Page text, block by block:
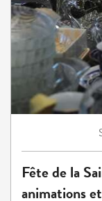
Fête de la
animations